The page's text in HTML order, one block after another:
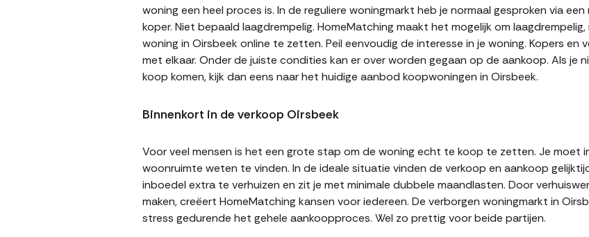
woning een heel proces is. In de reguliere woningmarkt heb je normaal gesproken via
koper. Niet bepaald laagdrempelig. HomeMatching maakt het mogelijk om
woning in Oirsbeek online te zetten. Peil eenvoudig de interesse in je woning. Kopers
met elkaar. Onder de juiste condities kan er over worden gegaan op de aankoop. Als je
koop komen, kijk dan eens naar het huidige aanbod koopwoningen in Oirsbeek.
Binnenkort in de verkoop Oirsbeek
Voor veel mensen is het een grote stap om de woning echt te koop te zetten. Je moet
woonruimte weten te vinden. In de ideale situatie vinden de verkoop en aankoop
inboedel extra te verhuizen en zit je met minimale dubbele maandlasten. Door
maken, creëert HomeMatching kansen voor iedereen. De verborgen woningmarkt in
stress gedurende het gehele aankoopproces. Wel zo prettig voor beide partijen.